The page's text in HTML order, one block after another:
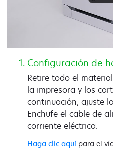
Configuración de
Retire todo el
la impresora y los
continuación, ajuste
Enchufe el cable de
corriente eléctrica.
Haga clic aquí para el